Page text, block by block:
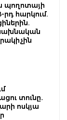
պողոտայի
հարկում.
նախնական
տունը․
ոսկյա